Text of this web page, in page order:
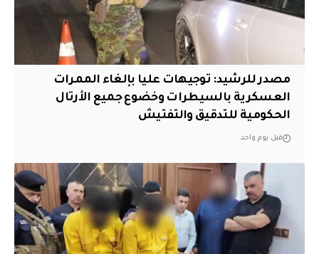
مصدر للرشيد: توجيهات عليا بإلغاء الممرات
العسكرية بالسيطرات وخضوع جميع الأرتال
الحكومية للتدقيق والتفتيش
قبل يوم واحد